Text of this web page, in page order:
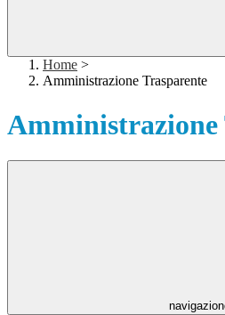
Home >
Amministrazione Trasparente
Amministrazione